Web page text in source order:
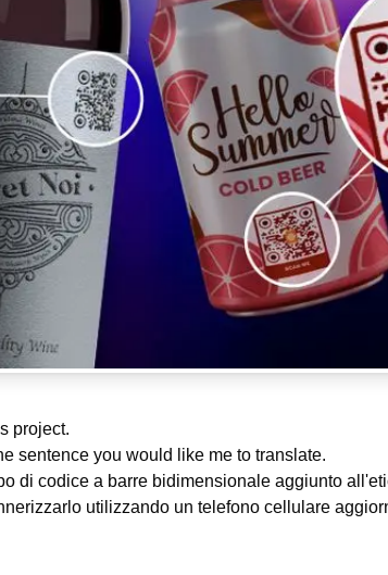
project.
sentence you would like me to translate.
di codice a barre bidimensionale aggiunto
utilizzando un telefono cellulare